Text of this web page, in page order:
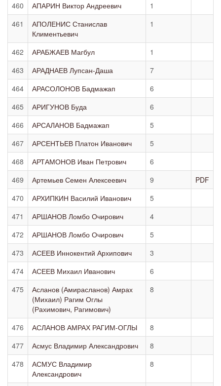
460
АПАРИН Виктор Андреевич
1
461
АПОЛЕНИС Станислав
Климентьевич
1
462 АРАБЖАЕВ Магбул
1
463
АРАДНАЕВ Лупсан-Даша
7
464
АРАСОЛОНОВ Бадмажап
6
465
АРИГУНОВ Буда
6
466
АРСАЛАНОВ Бадмажап
5
467
АРСЕНТЬЕВ Платон Иванович
5
468
АРТАМОНОВ Иван Петрович
6
469
Артемьев Семен Алексеевич 9
PDF
470
АРХИПКИН Василий Иванович
5
471
АРШАНОВ Ломбо Очирович
4
472
АРШАНОВ Ломбо Очирович
5
473
АСЕЕВ Иннокентий Архипович
3
474
АСЕЕВ Михаил Иванович
6
475
Асланов (Амирасланов) Амрах
(Михаил) Рагим Оглы
(Рахимович, Рагимович)
8
476 АСЛАНОВ АМРАХ РАГИМ-ОГЛЫ
8
477
Асмус Владимир Александрович
8
478
АСМУС Владимир
Александрович
8